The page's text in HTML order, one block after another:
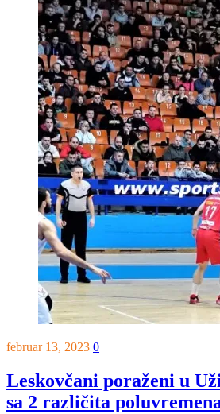
februar 13, 2023 0
Leskovčani poraženi u
sa 2 različita